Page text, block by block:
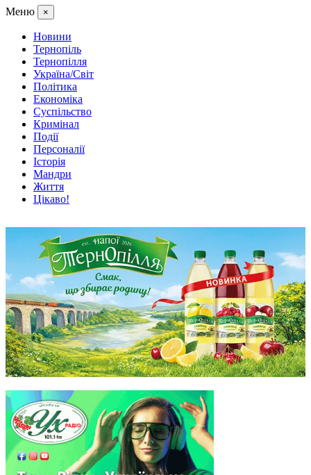
Меню ×
Новини
Тернопіль
Тернопілля
Україна/Світ
Політика
Економіка
Суспільство
Кримінал
Події
Персоналії
Історія
Мандри
Життя
Цікаво!